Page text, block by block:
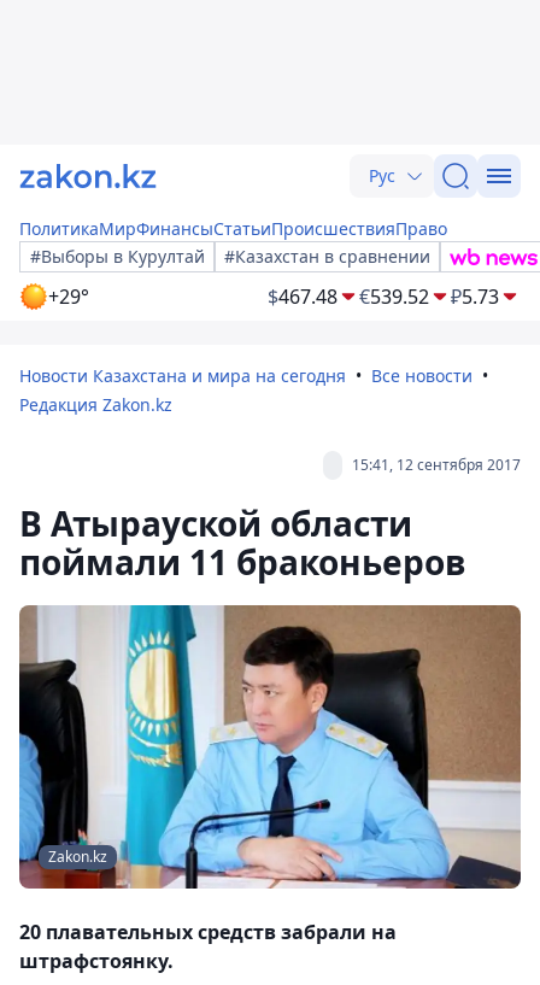
Рус
ПолитикаМирФинансыСтатьиПроисшествияПраво
#Выборы в Курултай
#Казахстан в сравнении
+29° $467.48 €539.52 ₽5.73
Новости Казахстана и мира на сегодня
Все новости
Редакция Zakon.kz
15:41, 12 сентября 2017
В Атырауской области
поймали 11 браконьеров
Zakon.kz
20 плавательных средств забрали на
штрафстоянку.